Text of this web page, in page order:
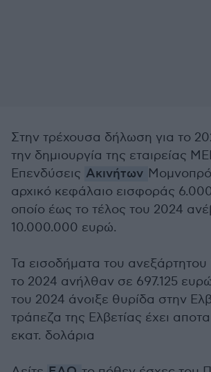
Στην τρέχουσα δήλωση για το
την δημιουργία της εταιρείας
Επενδύσεις Ακινήτων
αρχικό κεφάλαιο εισφοράς
οποίο έως το τέλος του 2024
10.000.000 ευρώ.
Τα εισοδήματα του ανεξάρτητου
το 2024 ανήλθαν σε 697.125
του 2024 άνοιξε θυρίδα στην
τράπεζα της Ελβετίας έχει
εκατ. δολάρια